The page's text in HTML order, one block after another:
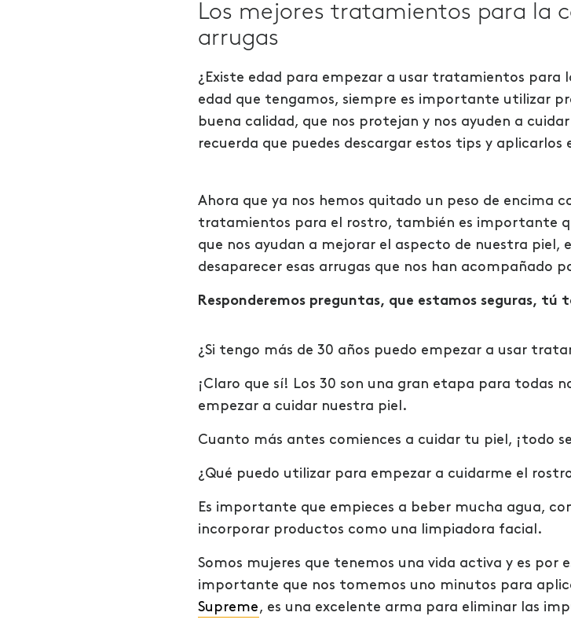
Los mejores tratamientos para la
arrugas
¿Existe edad para empezar a usar tratamientos para
edad que tengamos, siempre es importante utilizar
buena calidad, que nos protejan y nos ayuden a
recuerda que puedes descargar estos tips y aplicarlos
Ahora que ya nos hemos quitado un peso de encima
tratamientos para el rostro, también es importante
que nos ayudan a mejorar el aspecto de nuestra piel,
desaparecer esas arrugas que nos han acompañado
Responderemos preguntas, que estamos seguras,
¿Si tengo más de 30 años puedo empezar a usar
¡Claro que sí! Los 30 son una gran etapa para todas
empezar a cuidar nuestra piel.
Cuanto más antes comiences a cuidar tu piel, ¡todo
¿Qué puedo utilizar para empezar a cuidarme el
Es importante que empieces a beber mucha agua,
incorporar productos como una limpiadora facial.
Somos mujeres que tenemos una vida activa y es por
importante que nos tomemos uno minutos para
Supreme, es una excelente arma para eliminar las